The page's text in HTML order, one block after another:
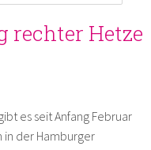
rechter Hetze
es seit Anfang Februar
der Hamburger